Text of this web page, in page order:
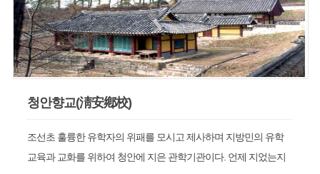
청안향교(淸安鄕校)
조선초 훌륭한 유학자의 위패를 모시고 제사하며 지방민의 유학
교육과 교화를 위하여 청안에 지은 관학기관이다. 언제 지었는지